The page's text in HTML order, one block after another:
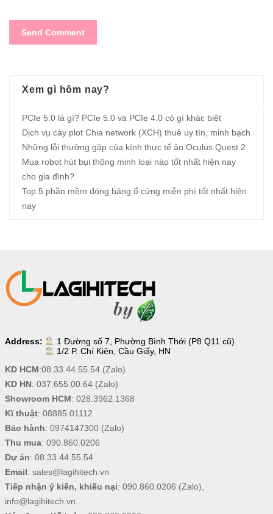
Xem gì hôm nay?
PCIe 5.0 là gì? PCIe 5.0 và PCIe 4.0 có gì khác biệt
Dịch vụ cày plot Chia network (XCH) thuê uy tín, minh bạch
Những lỗi thường gặp của kính thực tế ảo Oculus Quest 2
Mua robot hút bụi thông minh loại nào tốt nhất hiện nay
cho gia đình?
Top 5 phần mềm đóng băng ổ cứng miễn phí tốt nhất hiện
nay
Address:
1 Đường số 7, Phường Bình Thới (P8 Q11 cũ)
1/2 P. Chí Kiên, Cầu Giấy, HN
KD HCM:08.33.44.55.54(Zalo)
KD HN: 037.655.00.64(Zalo)
Showroom HCM: 028.3962.1368
Kĩ thuật: 08885.01112
Bảo hành: 0974147300(Zalo)
Thu mua: 090.860.0206
Dự án: 08.33.44.55.54
Email: sales@lagihitech.vn
Tiếp nhận ý kiến, khiếu nại: 090.860.0206 (Zalo),
info@lagihitech.vn